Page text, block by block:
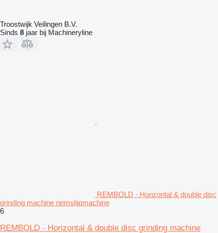
Troostwijk Veilingen B.V.
Sinds 8 jaar bij Machineryline
REMBOLD - Horizontal & double disc
grinding machine riemslijpmachine
6
REMBOLD - Horizontal & double disc grinding machine